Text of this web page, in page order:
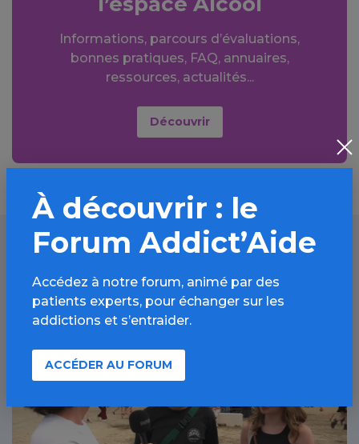
Informations, parcours d’évaluations,
bonnes pratiques, FAQ, annuaires,
ressources, actualités...
Découvrir
À lire aussi
À découvrir : le
Forum Addict’Aide
Accédez à notre forum, animé par des
patients experts, pour échanger sur les
addictions et s’entraider.
ACCÉDER AU FORUM